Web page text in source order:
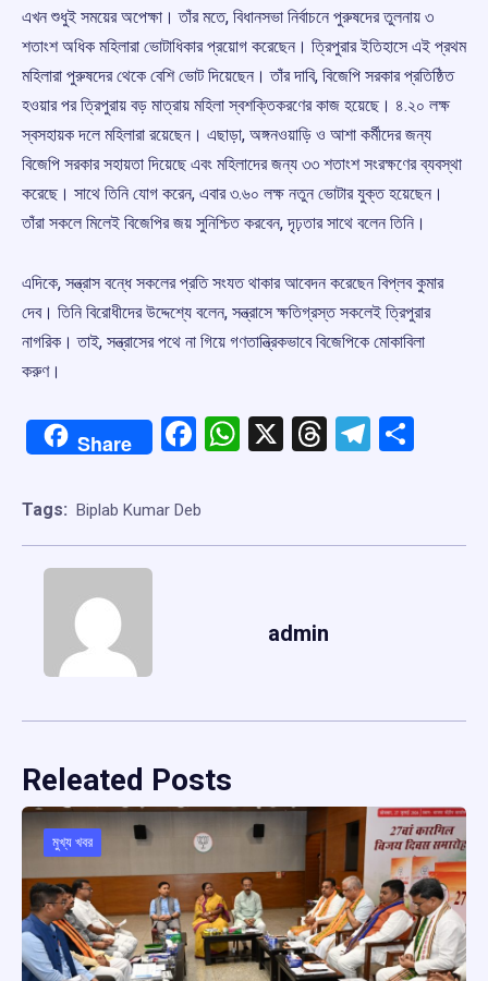
এখন শুধুই সময়ের অপেক্ষা। তাঁর মতে, বিধানসভা নির্বাচনে পুরুষদের তুলনায় ৩
শতাংশ অধিক মহিলারা ভোটাধিকার প্রয়োগ করেছেন। ত্রিপুরার ইতিহাসে এই প্রথম
মহিলারা পুরুষদের থেকে বেশি ভোট দিয়েছেন। তাঁর দাবি, বিজেপি সরকার প্রতিষ্ঠিত
হওয়ার পর ত্রিপুরায় বড় মাত্রায় মহিলা স্বশক্তিকরণের কাজ হয়েছে। ৪.২০ লক্ষ
স্বসহায়ক দলে মহিলারা রয়েছেন। এছাড়া, অঙ্গনওয়াড়ি ও আশা কর্মীদের জন্য
বিজেপি সরকার সহায়তা দিয়েছে এবং মহিলাদের জন্য ৩৩ শতাংশ সংরক্ষণের ব্যবস্থা
করেছে। সাথে তিনি যোগ করেন, এবার ৩.৬০ লক্ষ নতুন ভোটার যুক্ত হয়েছেন।
তাঁরা সকলে মিলেই বিজেপির জয় সুনিশ্চিত করবেন, দৃঢ়তার সাথে বলেন তিনি।
এদিকে, সন্ত্রাস বন্ধে সকলের প্রতি সংযত থাকার আবেদন করেছেন বিপ্লব কুমার
দেব। তিনি বিরোধীদের উদ্দেশ্যে বলেন, সন্ত্রাসে ক্ষতিগ্রস্ত সকলেই ত্রিপুরার
নাগরিক। তাই, সন্ত্রাসের পথে না গিয়ে গণতান্ত্রিকভাবে বিজেপিকে মোকাবিলা
করুণ।
Share Facebook
WhatsApp
X Threads
Tags: Biplab Kumar Deb
admin
Releated Posts
মুখ্য খবর